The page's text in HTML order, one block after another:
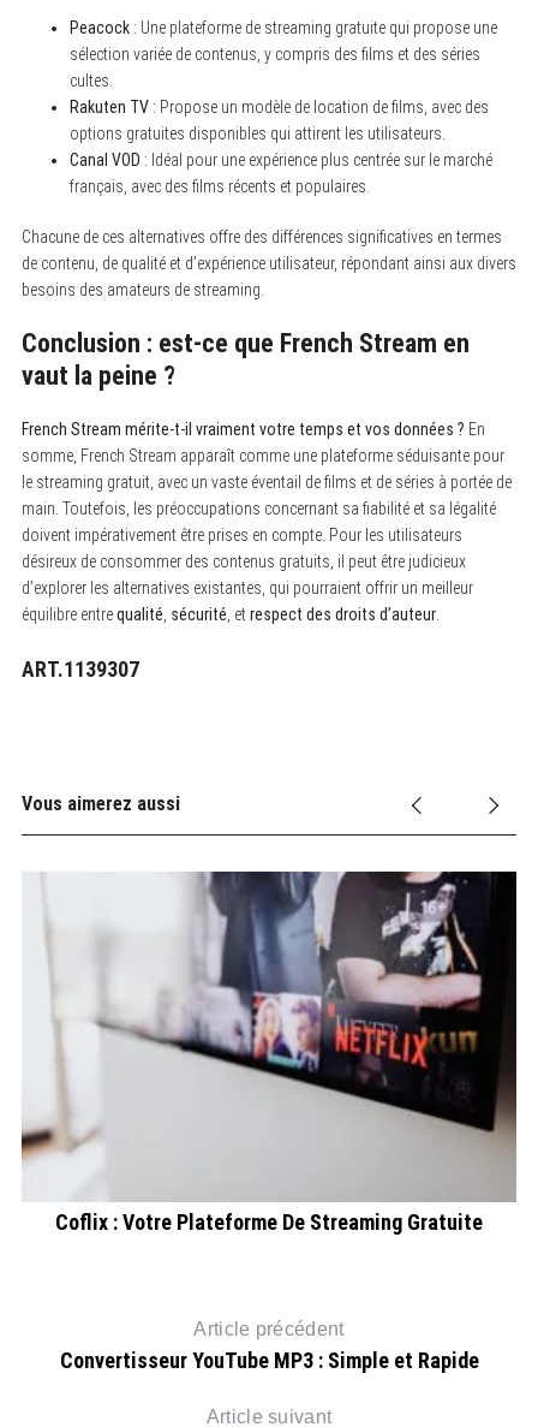
Peacock: Une plateforme de streaming gratuite qui propose une
sélection variée de contenus, y compris des films et des séries
cultes.
Rakuten TV: Propose un modèle de location de films, avec des
options gratuites disponibles qui attirent les utilisateurs.
Canal VOD : Idéal pour une expérience plus centrée sur le marché
français, avec des films récents et populaires.
Chacune de ces alternatives offre des différences significatives en termes
de contenu, de qualité et d’expérience utilisateur, répondant ainsi aux divers
besoins des amateurs de streaming.
Conclusion : est-ce que French Stream en
vaut la peine ?
French Stream mérite-t-il vraiment votre temps et vos données ? En
somme, French Stream apparaît comme une plateforme séduisante pour
le streaming gratuit, avec un vaste éventail de films et de séries à portée de
main. Toutefois, les préoccupations concernant sa fiabilité et sa légalité
doivent impérativement être prises en compte. Pour les utilisateurs
désireux de consommer des contenus gratuits, il peut être judicieux
d’explorer les alternatives existantes, qui pourraient offrir un meilleur
équilibre entrequalité sécurité , etrespect des droits d’auteur.
ART.1139307
Vous aimerez aussi
Coflix : Votre Plateforme De Streaming Gratuite
Article précédent
Convertisseur YouTube MP3 : Simple et Rapide
Article suivant